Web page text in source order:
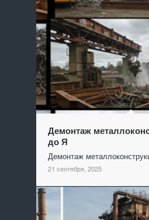
Демонтаж
до Я
Демонтаж
21 сентября, 2025